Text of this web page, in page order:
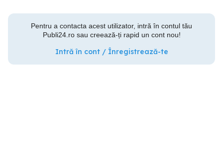
Pentru a contacta acest utilizator, intră în contul tău
Publi24.ro sau creează-ți rapid un cont nou!
Intră în cont / Înregistrează-te